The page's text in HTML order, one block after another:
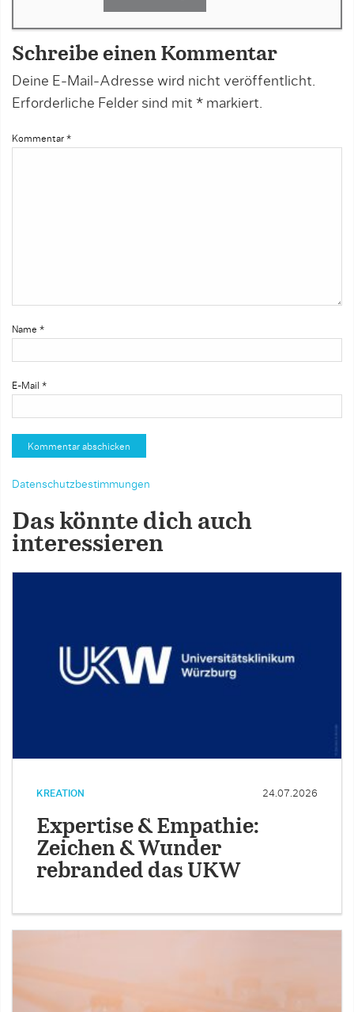
Schreibe einen Kommentar
Deine E-Mail-Adresse wird nicht veröffentlicht.
Erforderliche Felder sind mit * markiert.
Kommentar *
Name *
E-Mail *
Datenschutzbestimmungen
Das könnte dich auch
interessieren
KREATION 24.07.2026
Expertise & Empathie:
Zeichen & Wunder
rebranded das UKW